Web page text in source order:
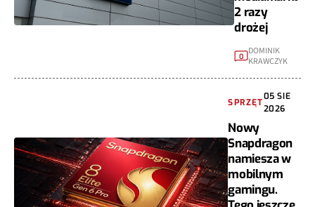
2 razy
drożej
0
DOMINIK
KRAWCZYK
SPRZĘT
05 SIE
2026
Nowy
Snapdragon
namiesza w
mobilnym
gamingu.